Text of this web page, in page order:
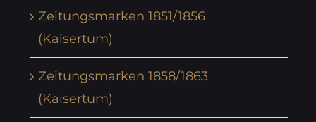
Zeitungsmarken 1851/1856
(Kaisertum)
Zeitungsmarken 1858/1863
(Kaisertum)